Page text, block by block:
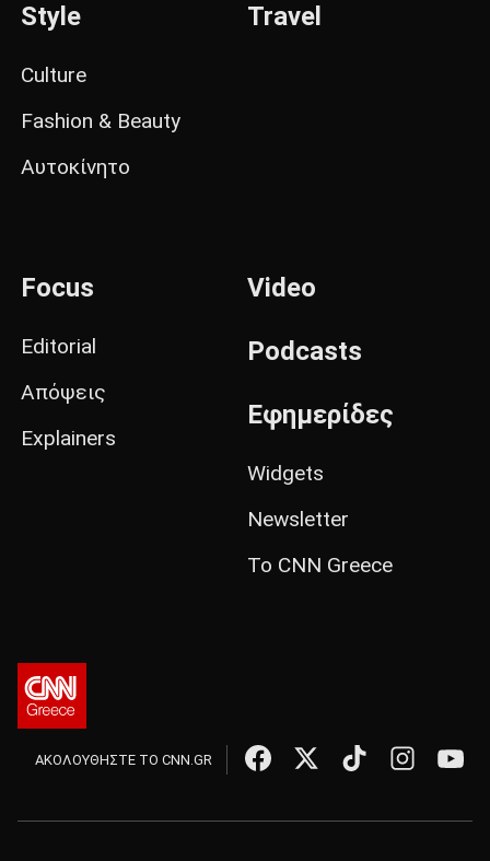
Style
Culture
Fashion & Beauty
Αυτοκίνητο
Travel
Focus
Editorial
Απόψεις
Explainers
Video
Podcasts
Εφημερίδες
Widgets
Newsletter
Το CNN Greece
ΑΚΟΛΟΥΘΗΣΤΕ ΤΟ CNN.GR